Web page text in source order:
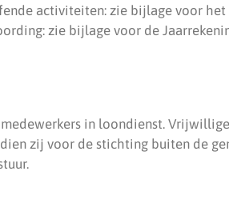
activiteiten: zie bijlage voor het
zie bijlage voor de
in loondienst.
zij voor de stichting buiten de